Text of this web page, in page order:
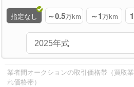
指定なし ～0.5万km ～1万km 1
業者間オークションの取引価格帯（買取
れ価格帯）